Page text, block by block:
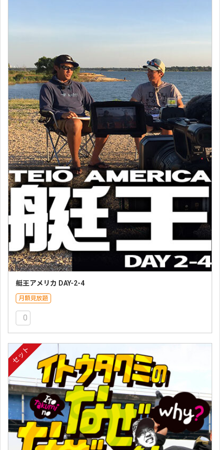
艇王アメリカ DAY-2-4
月額見放題
0
セット